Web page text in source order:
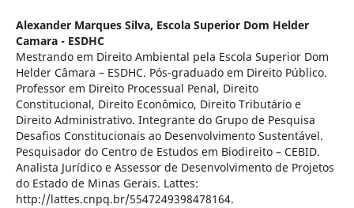
Alexander Marques Silva, Escola Superior Dom Helder
Camara - ESDHC
Mestrando em Direito Ambiental pela Escola Superior Dom
Helder Câmara – ESDHC. Pós-graduado em Direito Público.
Professor em Direito Processual Penal, Direito
Constitucional, Direito Econômico, Direito Tributário e
Direito Administrativo. Integrante do Grupo de Pesquisa
Desafios Constitucionais ao Desenvolvimento Sustentável.
Pesquisador do Centro de Estudos em Biodireito – CEBID.
Analista Jurídico e Assessor de Desenvolvimento de Projetos
do Estado de Minas Gerais. Lattes:
http://lattes.cnpq.br/5547249398478164.